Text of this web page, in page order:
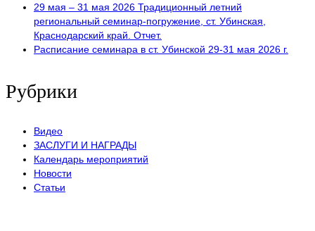
29 мая – 31 мая 2026 Традиционный летний
региональный семинар-погружение, ст. Убинская,
Краснодарский край. Отчет.
Расписание семинара в ст. Убинской 29-31 мая 2026 г.
Рубрики
Видео
ЗАСЛУГИ И НАГРАДЫ
Календарь мероприятий
Новости
Статьи